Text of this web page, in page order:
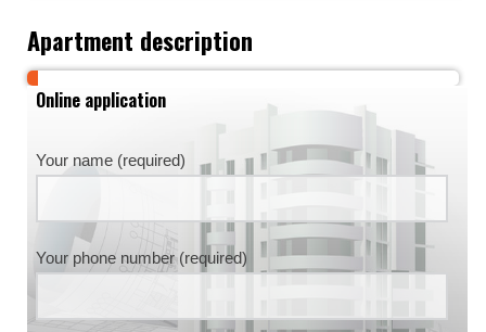
Apartment description
Online application
Your name (required)
Your phone number (required)